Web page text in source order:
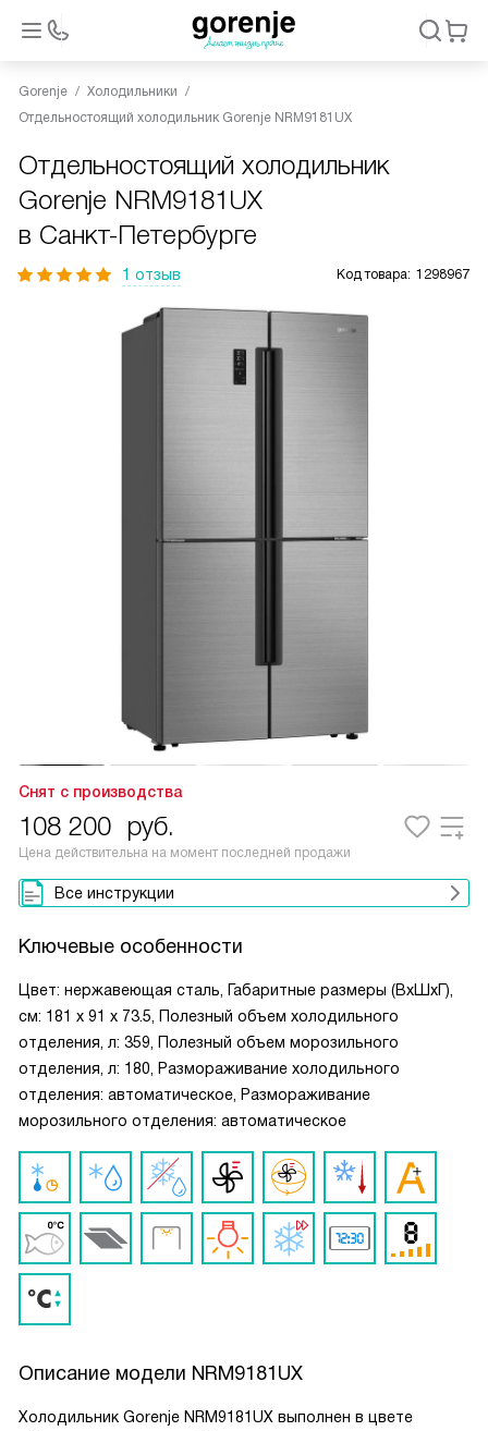
Gorenje
Холодильники
Отдельностоящий холодильник Gorenje NRM9181UX
Отдельностоящий холодильник
Gorenje NRM9181UX
в Санкт-Петербурге
1 отзыв Код товара: 1298967
Снят с производства
108 200 руб.
Цена действительна на момент последней продажи
Все инструкции
Ключевые особенности
Цвет: нержавеющая сталь, Габаритные размеры (ВxШxГ),
см: 181 х 91 х 73.5, Полезный объем холодильного
отделения, л: 359, Полезный объем морозильного
отделения, л: 180, Размораживание холодильного
отделения: автоматическое, Размораживание
морозильного отделения: автоматическое
Описание модели NRM9181UX
Холодильник Gorenje NRM9181UX выполнен в цвете